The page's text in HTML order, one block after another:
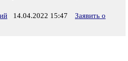
14.04.2022 15:47
Заявить о